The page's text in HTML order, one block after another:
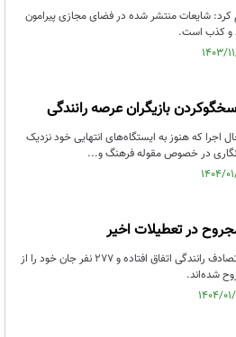
کرد: شایعات منتشر شده در فضای مجازی پیرامون
و کذب است.
بازیگران عرصه رانندگی
اجرا که هنوز به ایستگاه‌های انتهایی خود نزدیک
در خصوص مقوله فرهنگ و...
از ۲۵ اسفند تا ۲ فروردین، ۲۲ هزار تصادف رانندگی اتفاق افتاده و ۲۷۷ نفر جان خود را از